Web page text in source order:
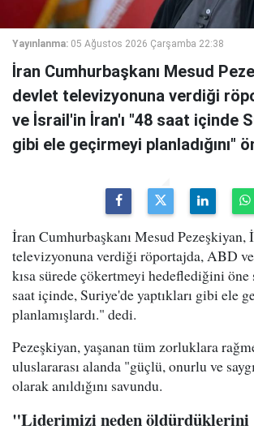
Yayınlanma: 05 Ağustos 2026 Çarşamba 22:38
İran Cumhurbaşkanı Mesud
devlet televizyonuna verdiği
ve İsrail'in İran'ı "48 saat içinde
gibi ele geçirmeyi planladığını"
İran Cumhurbaşkanı Mesud Pezeşkiyan,
televizyonuna verdiği röportajda, ABD
kısa sürede çökertmeyi hedeflediğini
saat içinde, Suriye'de yaptıkları gibi ele
planlamışlardı." dedi.
Pezeşkiyan, yaşanan tüm zorluklara
uluslararası alanda "güçlü, onurlu ve
olarak anıldığını savundu.
"Liderimizi neden öldürdüklerini